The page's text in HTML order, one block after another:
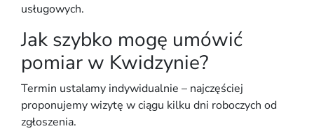
usługowych.
Jak szybko mogę umówić
pomiar w Kwidzynie?
Termin ustalamy indywidualnie – najczęściej
proponujemy wizytę w ciągu kilku dni roboczych od
zgłoszenia.